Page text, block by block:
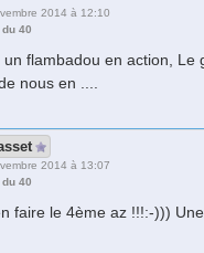
2014 à 12:10
40
un flambadou en action, Le
nous en ....
2014 à 13:07
40
faire le 4ème az !!!:-)))